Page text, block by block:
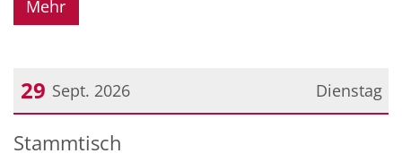
Mehr
Dienstag
29 Sept. 2026
Datum: 29. September 2026
Stammtisch